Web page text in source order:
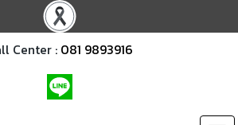
Center : 081 9893916